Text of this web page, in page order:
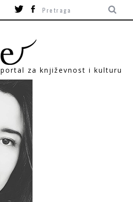
portal za književnost i kulturu